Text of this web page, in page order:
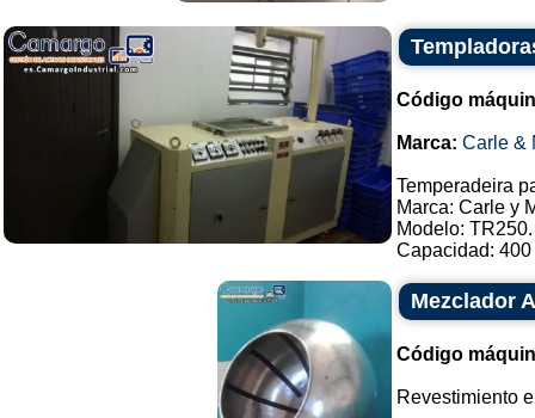
Código
Marca: Carle &
Temperadeira
Marca: Carle y
Modelo: TR250.
Capacidad:
Mezclador
Código
Revestimiento